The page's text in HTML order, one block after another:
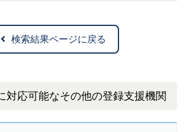
検索結果ページに戻る
対応可能なその他の登録支援機関